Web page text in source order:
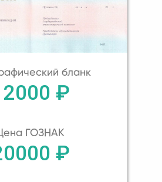
бланк
₽
ГОЗНАК
₽